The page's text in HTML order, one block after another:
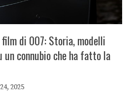
di 007: Storia, modelli
connubio che ha fatto la
2025